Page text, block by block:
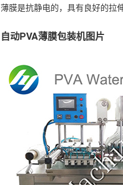
薄膜是抗静电的，具有良好的拉
自动PVA薄膜包装机图片